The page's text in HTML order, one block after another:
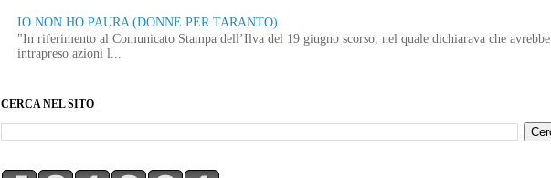
IO NON HO PAURA (DONNE PER TARANTO)
"In riferimento al Comunicato Stampa dell’Ilva del 19 giugno scorso, nel quale dichiarava che avrebbe
intrapreso azioni l...
CERCA NEL SITO